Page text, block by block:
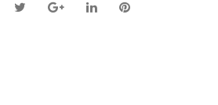
FacebookTwitter Google+LinkedIn